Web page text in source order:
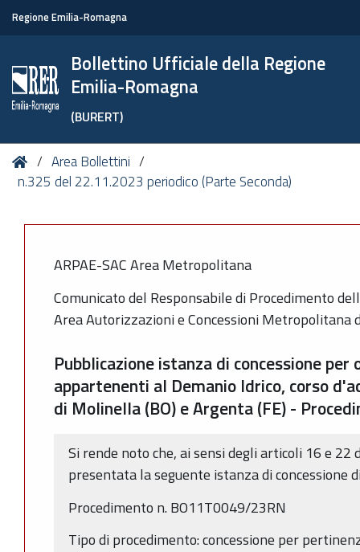
Regione Emilia-Romagna
Bollettino Ufficiale della Regione
Emilia-Romagna
(BURERT)
Tu
sei
HomeArea Bollettini
n.325 del 22.11.2023 periodico (Parte Seconda)
ARPAE-SAC Area Metropolitana
Comunicato del Responsabile di Procedimento
Area Autorizzazioni e Concessioni Metropolitana
Pubblicazione istanza di concessione per
appartenenti al Demanio Idrico, corso
di Molinella (BO) e Argenta (FE) -
Si rende noto che, ai sensi degli articoli 16 e 22
presentata la seguente istanza di concessione
Procedimento n. BO11T0049/23RN
Tipo di procedimento: concessione per